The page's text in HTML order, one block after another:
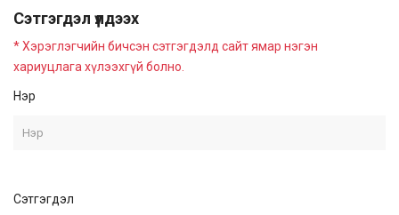
Сэтгэгдэл үлдээх
* Хэрэглэгчийн бичсэн сэтгэгдэлд сайт ямар нэгэн
хариуцлага хүлээхгүй болно.
Нэр
Сэтгэгдэл